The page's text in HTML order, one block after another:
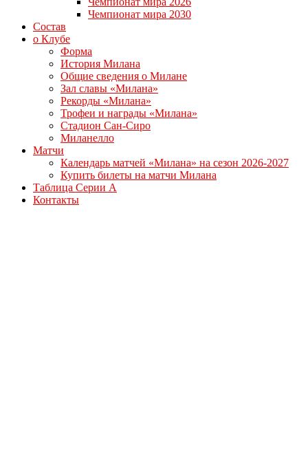
Чемпионат мира 2030
Состав
о Клубе
Форма
История Милана
Общие сведения о Милане
Зал славы «Милана»
Рекорды «Милана»
Трофеи и награды «Милана»
Стадион Сан-Сиро
Миланелло
Матчи
Календарь матчей «Милана» на сезон 2026-2027
Купить билеты на матчи Милана
Таблица Серии А
Контакты